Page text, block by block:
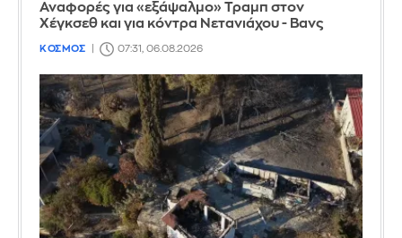
Αναφορές για «εξάψαλμο» Τραμπ στον
Χέγκσεθ και για κόντρα Νετανιάχου - Βανς
ΚΟΣΜΟΣ 07:31, 06.08.2026